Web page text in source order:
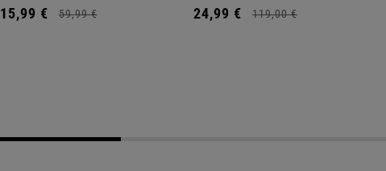
15,99 € 59,99 € 24,99 € 119,00 €